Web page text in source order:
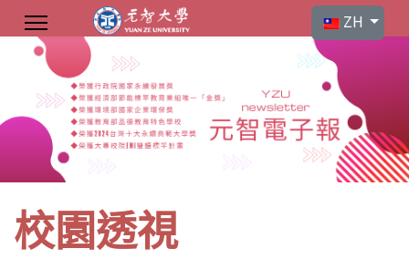
選擇你的語言
ZH
校園透視